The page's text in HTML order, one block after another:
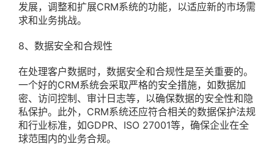
发展，调整和扩展CRM系统的功能，以适应新的市场需
求和业务挑战。
8、数据安全和合规性
在处理客户数据时，数据安全和合规性是至关重要的。
一个好的CRM系统会采取严格的安全措施，如数据加
密、访问控制、审计日志等，以确保数据的安全性和隐
私保护。此外，CRM系统还应符合相关的数据保护法规
和行业标准，如GDPR、ISO 27001等，确保企业在全
球范围内的业务合规。